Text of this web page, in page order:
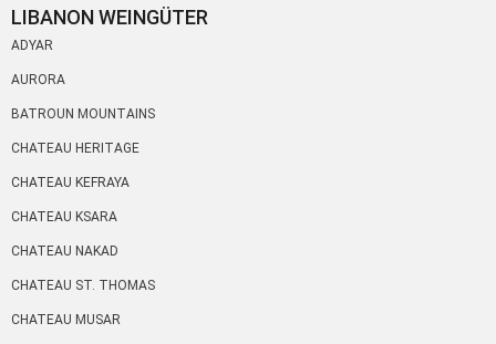
LIBANON WEINGÜTER
ADYAR
AURORA
BATROUN MOUNTAINS
CHATEAU HERITAGE
CHATEAU KEFRAYA
CHATEAU KSARA
CHATEAU NAKAD
CHATEAU ST. THOMAS
CHATEAU MUSAR